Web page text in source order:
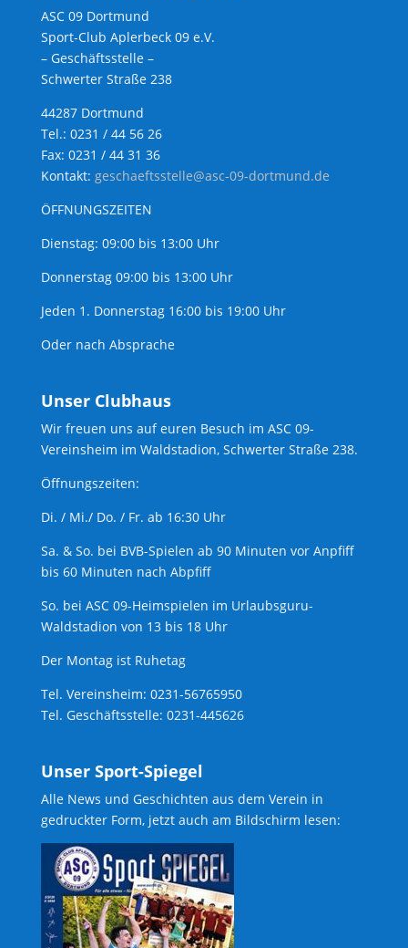
ASC 09 Dortmund
Sport-Club Aplerbeck 09 e.V.
– Geschäftsstelle –
Schwerter Straße 238
44287 Dortmund
Tel.: 0231 / 44 56 26
Fax: 0231 / 44 31 36
Kontakt: geschaeftsstelle@asc-09-dortmund.de
ÖFFNUNGSZEITEN
Dienstag: 09:00 bis 13:00 Uhr
Donnerstag 09:00 bis 13:00 Uhr
Jeden 1. Donnerstag 16:00 bis 19:00 Uhr
Oder nach Absprache
Unser Clubhaus
Wir freuen uns auf euren Besuch im ASC 09-
Vereinsheim im Waldstadion, Schwerter Straße 238.
Öffnungszeiten:
Di. / Mi./ Do. / Fr. ab 16:30 Uhr
Sa. & So. bei BVB-Spielen ab 90 Minuten vor Anpfiff
bis 60 Minuten nach Abpfiff
So. bei ASC 09-Heimspielen im Urlaubsguru-
Waldstadion von 13 bis 18 Uhr
Der Montag ist Ruhetag
Tel. Vereinsheim: 0231-56765950
Tel. Geschäftsstelle: 0231-445626
Unser Sport-Spiegel
Alle News und Geschichten aus dem Verein in
gedruckter Form, jetzt auch am Bildschirm lesen: